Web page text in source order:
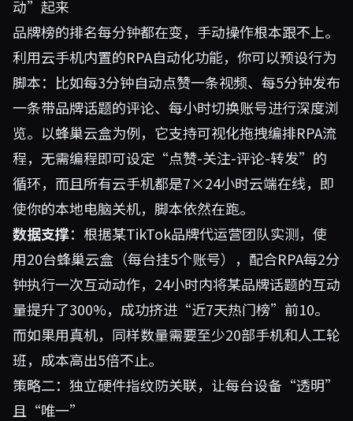
动”起来
品牌榜的排名每分钟都在变，手动操作根本跟不上。
利用云手机内置的RPA自动化功能，你可以预设行为
脚本：比如每3分钟自动点赞一条视频、每5分钟发布
一条带品牌话题的评论、每小时切换账号进行深度浏
览。以蜂巢云盒为例，它支持可视化拖拽编排RPA流
程，无需编程即可设定“点赞-关注-评论-转发”的
循环，而且所有云手机都是7×24小时云端在线，即
使你的本地电脑关机，脚本依然在跑。
数据支撑：根据某TikTok品牌代运营团队实测，使
用20台蜂巢云盒（每台挂5个账号），配合RPA每2分
钟执行一次互动动作，24小时内将某品牌话题的互动
量提升了300%，成功挤进“近7天热门榜”前10。
而如果用真机，同样数量需要至少20部手机和人工轮
班，成本高出5倍不止。
策略二：独立硬件指纹防关联，让每台设备“透明”
且“唯一”